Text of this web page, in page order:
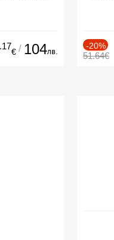
.17
€ / 104лв.
-20%
51.64€